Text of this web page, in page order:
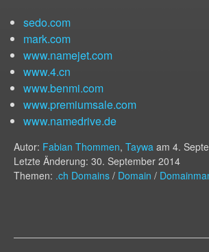
sedo.com
mark.com
www.namejet.com
www.4.cn
www.benmi.com
www.premiumsale.com
www.namedrive.de
Autor: Fabian Thommen, Taywa am 4.
Letzte Änderung: 30. September 2014
Themen: .ch Domains / Domain /